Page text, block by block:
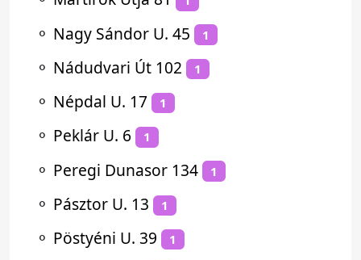
⚬ Nagy Sándor U. 45 1
⚬ Nádudvari Út 102 1
⚬ Népdal U. 17 1
⚬ Peklár U. 6 1
⚬ Peregi Dunasor 134 1
⚬ Pásztor U. 13 1
⚬ Pöstyéni U. 39 1